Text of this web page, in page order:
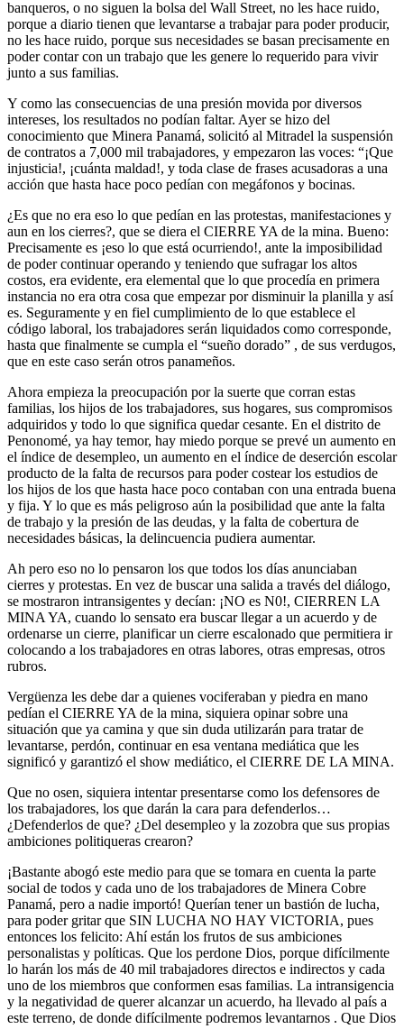
banqueros, o no siguen la bolsa del Wall Street, no les hace ruido,
porque a diario tienen que levantarse a trabajar para poder producir,
no les hace ruido, porque sus necesidades se basan precisamente en
poder contar con un trabajo que les genere lo requerido para vivir
junto a sus familias.
Y como las consecuencias de una presión movida por diversos
intereses, los resultados no podían faltar. Ayer se hizo del
conocimiento que Minera Panamá, solicitó al Mitradel la suspensión
de contratos a 7,000 mil trabajadores, y empezaron las voces: “¡Que
injusticia!, ¡cuánta maldad!, y toda clase de frases acusadoras a una
acción que hasta hace poco pedían con megáfonos y bocinas.
¿Es que no era eso lo que pedían en las protestas, manifestaciones y
aun en los cierres?, que se diera el CIERRE YA de la mina. Bueno:
Precisamente es ¡eso lo que está ocurriendo!, ante la imposibilidad
de poder continuar operando y teniendo que sufragar los altos
costos, era evidente, era elemental que lo que procedía en primera
instancia no era otra cosa que empezar por disminuir la planilla y así
es. Seguramente y en fiel cumplimiento de lo que establece el
código laboral, los trabajadores serán liquidados como corresponde,
hasta que finalmente se cumpla el “sueño dorado” , de sus verdugos,
que en este caso serán otros panameños.
Ahora empieza la preocupación por la suerte que corran estas
familias, los hijos de los trabajadores, sus hogares, sus compromisos
adquiridos y todo lo que significa quedar cesante. En el distrito de
Penonomé, ya hay temor, hay miedo porque se prevé un aumento en
el índice de desempleo, un aumento en el índice de deserción escolar
producto de la falta de recursos para poder costear los estudios de
los hijos de los que hasta hace poco contaban con una entrada buena
y fija. Y lo que es más peligroso aún la posibilidad que ante la falta
de trabajo y la presión de las deudas, y la falta de cobertura de
necesidades básicas, la delincuencia pudiera aumentar.
Ah pero eso no lo pensaron los que todos los días anunciaban
cierres y protestas. En vez de buscar una salida a través del diálogo,
se mostraron intransigentes y decían: ¡NO es N0!, CIERREN LA
MINA YA, cuando lo sensato era buscar llegar a un acuerdo y de
ordenarse un cierre, planificar un cierre escalonado que permitiera ir
colocando a los trabajadores en otras labores, otras empresas, otros
rubros.
Vergüenza les debe dar a quienes vociferaban y piedra en mano
pedían el CIERRE YA de la mina, siquiera opinar sobre una
situación que ya camina y que sin duda utilizarán para tratar de
levantarse, perdón, continuar en esa ventana mediática que les
significó y garantizó el show mediático, el CIERRE DE LA MINA.
Que no osen, siquiera intentar presentarse como los defensores de
los trabajadores, los que darán la cara para defenderlos…
¿Defenderlos de que? ¿Del desempleo y la zozobra que sus propias
ambiciones politiqueras crearon?
¡Bastante abogó este medio para que se tomara en cuenta la parte
social de todos y cada uno de los trabajadores de Minera Cobre
Panamá, pero a nadie importó! Querían tener un bastión de lucha,
para poder gritar que SIN LUCHA NO HAY VICTORIA, pues
entonces los felicito: Ahí están los frutos de sus ambiciones
personalistas y políticas. Que los perdone Dios, porque difícilmente
lo harán los más de 40 mil trabajadores directos e indirectos y cada
uno de los miembros que conformen esas familias. La intransigencia
y la negatividad de querer alcanzar un acuerdo, ha llevado al país a
este terreno, de donde difícilmente podremos levantarnos . Que Dios